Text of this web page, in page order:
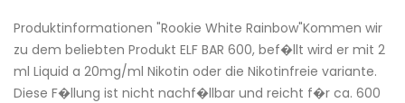
Produktinformationen "Rookie White Rainbow"Kommen wir
zu dem beliebten Produkt ELF BAR 600, bef�llt wird er mit 2
ml Liquid a 20mg/ml Nikotin oder die Nikotinfreie variante.
Diese F�llung ist nicht nachf�llbar und reicht f�r ca. 600